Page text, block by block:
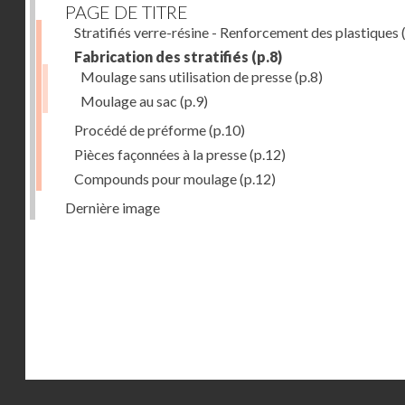
PAGE DE TITRE
Stratifiés verre-résine - Renforcement des plastiques
Fabrication des stratifiés (p.8)
Moulage sans utilisation de presse(p.8)
Moulage au sac (p.9)
Procédé de préforme(p.10)
Pièces façonnées à la presse(p.12)
Compounds pour moulage(p.12)
Dernière image